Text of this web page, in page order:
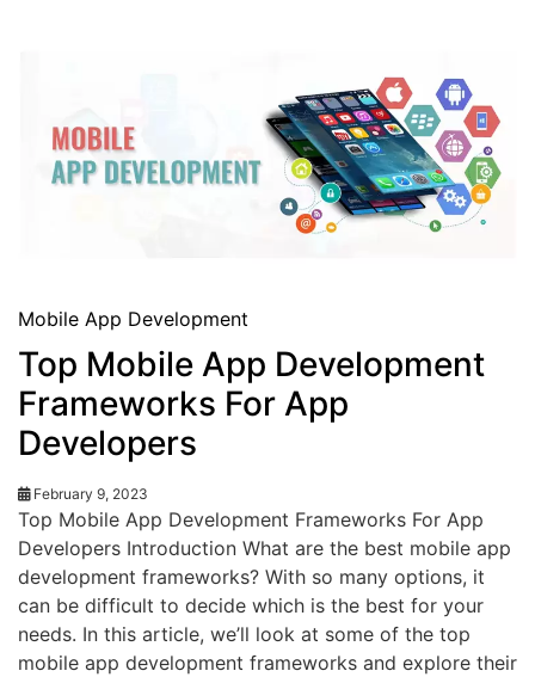
Mobile App Development
Top Mobile App Development
Frameworks For App
Developers
February 9, 2023
Top Mobile App Development Frameworks For App
Developers Introduction What are the best mobile app
development frameworks? With so many options, it
can be difficult to decide which is the best for your
needs. In this article, we’ll look at some of the top
mobile app development frameworks and explore their